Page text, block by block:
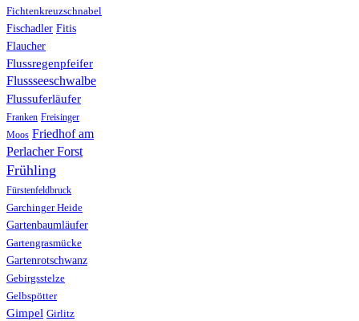
Fichtenkreuzschnabel
Fischadler Fitis
Flaucher
Flussregenpfeifer
Flussseeschwalbe
Flussuferläufer
Franken Freisinger
Moos Friedhof am
Perlacher Forst
Frühling
Fürstenfeldbruck
Garchinger Heide
Gartenbaumläufer
Gartengrasmücke
Gartenrotschwanz
Gebirgsstelze
Gelbspötter
Gimpel Girlitz